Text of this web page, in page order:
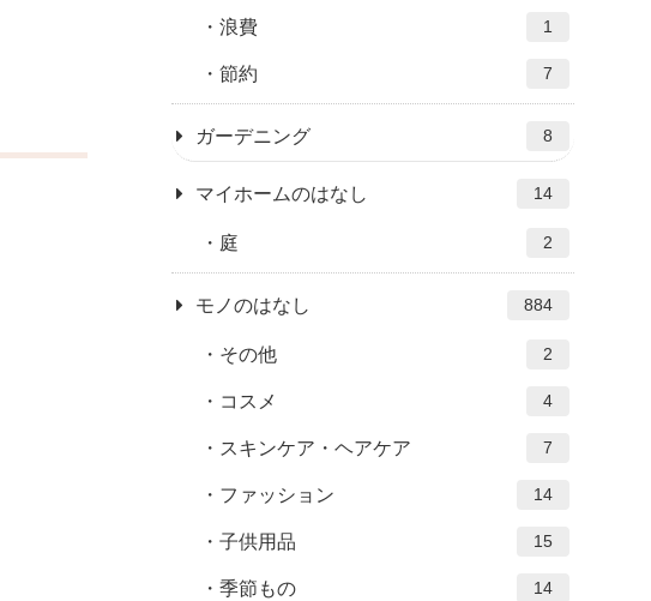
浪費 1
節約 7
ガーデニング 8
マイホームのはなし 14
庭 2
モノのはなし 884
その他 2
コスメ 4
スキンケア・ヘアケア 7
ファッション 14
子供用品 15
季節もの 14